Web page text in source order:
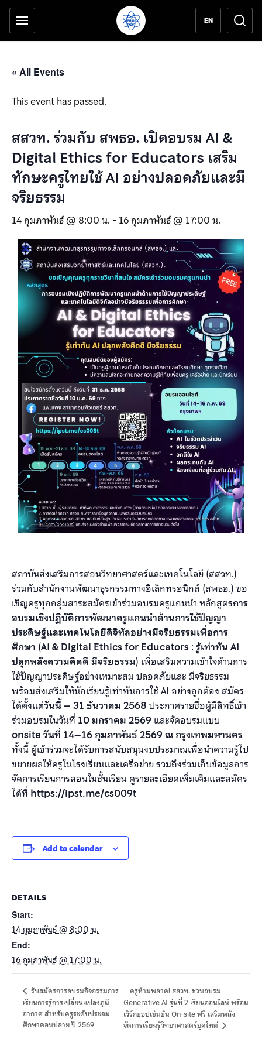
ข้ามไปยังเนื้อหาหลัก
เครื่องมือช่วยเหลือ
EN
« All Events
This event has passed.
สสวท. ร่วมกับ สพธอ. เปิดอบรม AI &
Digital Ethics for Educators เสริม
ทักษะครูไทยใช้ AI อย่างปลอดภัยและมี
จริยธรรม
14 กุมภาพันธ์ @ 8:00 น. - 16 กุมภาพันธ์ @ 17:00 น.
สถาบันส่งเสริมการสอนวิทยาศาสตร์และเทคโนโลยี (สสวท.)
ร่วมกับสำนักงานพัฒนาธุรกรรมทางอิเล็กทรอนิกส์ (สพธอ.) ขอ
เชิญครูทุกกลุ่มสาระสมัครเข้าร่วมอบรมครูแกนนำ หลักสูตรการ
อบรมเชิงปฏิบัติการพัฒนาครูแกนนำด้านการใช้ปัญญา
ประดิษฐ์และเทคโนโลยีดิจิทัลอย่างมีจริยธรรมเพื่อการ
ศึกษา (AI & Digital Ethics for Educators:รู้เท่าทัน AI
ปลุกพลังความคิดดี มีจริยธรรม) เพื่อเสริมความเข้าใจด้านการ
ใช้ปัญญาประดิษฐ์อย่างเหมาะสม ปลอดภัยและ มีจริยธรรม
พร้อมส่งเสริมให้นักเรียนรู้เท่าทันการใช้ AI อย่างถูกต้อง สมัคร
ได้ตั้งแต่วันนี้ –31 ธันวาคม 2568ประกาศรายชื่อผู้มีสิทธิ์เข้า
ร่วมอบรมในวันที่ 10 มกราคม 2569 และจัดอบรมแบบ
onsite วันที่ 14–16 กุมภาพันธ์ 2569 ณ กรุงเทพมหานคร
ทั้งนี้ ผู้เข้าร่วมจะได้รับการสนับสนุนงบประมาณเพื่อนำความรู้ไป
ขยายผลให้ครูในโรงเรียนและเครือข่าย รวมถึงร่วมเก็บข้อมูลการ
จัดการเรียนการสอนในชั้นเรียน ดูรายละเอียดเพิ่มเติมและสมัคร
ได้ที่ https://ipst.me/cs009t
Add to calendar
DETAILS
Start:
14 กุมภาพันธ์ @ 8:00 น.
End:
16 กุมภาพันธ์ @ 17:00 น.
รับสมัครการอบรมกิจกรรมการ
เรียนการรู้การเปลี่ยนแปลงภูมิ
อากาศ สำหรับครูระดับประถม
ศึกษาตอนปลาย ปี 2569
ครูห้ามพลาด! สสวท. ชวนอบรม
Generative AI รุ่นที่ 2 เรียนออนไลน์ พร้อม
เวิร์กชอปเข้มข้น On-site ฟรี เสริมพลัง
จัดการเรียนรู้วิทยาศาสตร์ยุคใหม่